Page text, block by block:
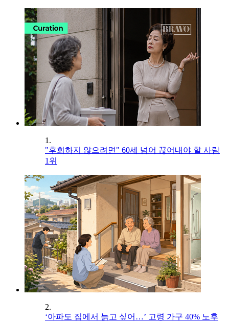
1.
"후회하지 않으려면" 60세 넘어 끊어내야 할 사람
1위
2.
‘아파도 집에서 늙고 싶어…’ 고령 가구 40% 노후